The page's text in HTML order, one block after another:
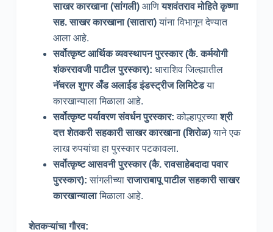
साखर कारखाना(सांगली)आणियशवंतराव मोहिते कृष्णा
सह. साखर कारखाना(सातारा)यांना विभागून देण्यात
आला आहे.
सर्वोत्कृष्ट आर्थिक व्यवस्थापन पुरस्कार(कै. कर्मयोगी
शंकररावजी पाटील पुरस्कार): धाराशिव जिल्ह्यातील
नॅचरल शुगर अँड अलाईड इंडस्ट्रीज लिमिटेडया
कारखान्याला मिळाला आहे.
सर्वोत्कृष्ट पर्यावरण संवर्धन पुरस्कार: कोल्हापूरच्याश्री
दत्त शेतकरी सहकारी साखर कारखाना(शिरोळ)याने एक
लाख रुपयांचा हा पुरस्कार पटकावला.
सर्वोत्कृष्ट आसवनी पुरस्कार(कै. रावसाहेबदादा पवार
पुरस्कार): सांगलीच्याराजाराबापू पाटील सहकारी साखर
कारखान्यालामिळाला आहे.
शेतकऱ्यांचा गौरव: